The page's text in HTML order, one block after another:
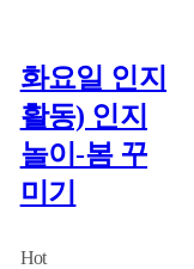
화요일 인지
활동) 인지
놀이-봄 꾸
미기
Hot